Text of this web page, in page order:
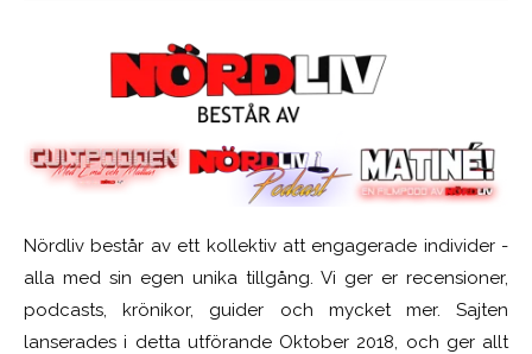
Nördliv består av ett kollektiv att engagerade individer -
alla med sin egen unika tillgång. Vi ger er recensioner,
podcasts, krönikor, guider och mycket mer. Sajten
lanserades i detta utförande Oktober 2018, och ger allt